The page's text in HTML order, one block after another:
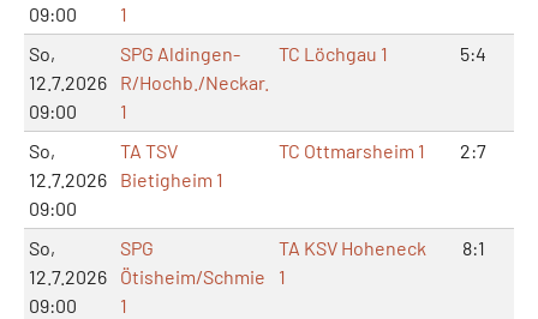
09:00
1
So,
12.7.2026
09:00
SPG Aldingen-
R/Hochb./Neckar.
1
TC Löchgau 1 5:4
So,
12.7.2026
09:00
TA TSV
Bietigheim 1
TC Ottmarsheim 1 2:7
So,
12.7.2026
09:00
SPG
Ötisheim/Schmie
1
TA KSV Hoheneck
1
8:1